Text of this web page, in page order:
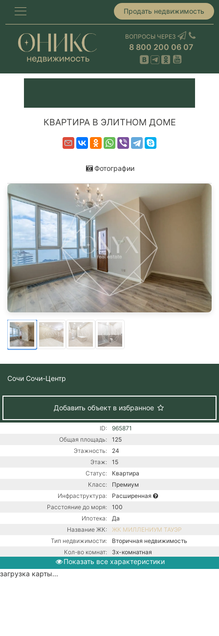
Продать недвижимость
ВОПРОСЫ ЧЕРЕЗ
8 800 200 06 07
КВАРТИРА В ЭЛИТНОМ ДОМЕ
Фотографии
Сочи Сочи-Центр
Добавить объект в избранное
ID:
965871
Общая площадь:
125
Этажность:
24
Этаж:
15
Статус:
Квартира
Класс:
Премиум
Инфраструктура:
Расширенная
Расстояние до моря:
100
Ипотека:
Да
Название ЖК:
ЖК МИЛЛЕНИУМ ТАУЭР
Тип недвижимости:
Вторичная недвижимость
Кол-во комнат:
3х-комнатная
Тип дома:
Монолитно-блочное
Показать все характеристики
загрузка карты...